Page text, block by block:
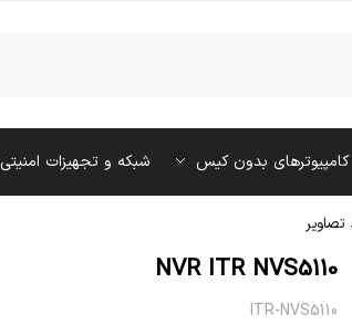
کامپیوترهای بدون کیس شبکه و تجهیزات امنیتی
NVR ITR NVS5110
ITR-NVS5110